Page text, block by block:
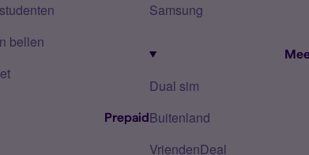
bellen
Prepaid
Samsung
Dual sim
Buitenland
VriendenDeal